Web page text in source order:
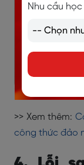
>> Xem thêm:
công thức đảo
Nhu cầu